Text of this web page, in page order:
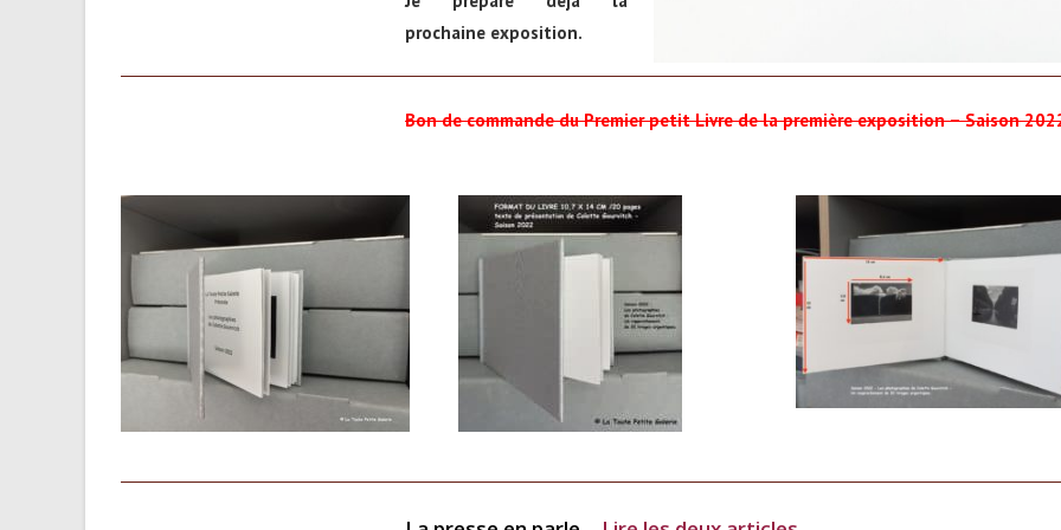
prochaine exposition.
Bon de commande du Premier petit Livre de la première exposition – Saison